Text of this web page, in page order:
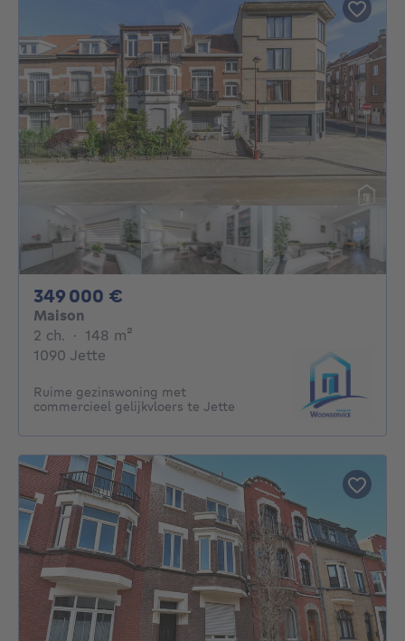
349 000 €
Maison
2 ch. 2 chambres
· 148 m²
1090 Jette
Ruime gezinswoning met
commercieel gelijkvloers te Jette